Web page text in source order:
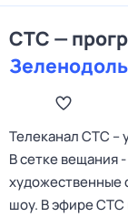
СТС —
Телеканал CTC –
В сетке вещания
художественные
шоу. В эфире СТС